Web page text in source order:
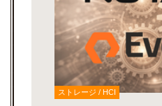
ストレージ / HCI